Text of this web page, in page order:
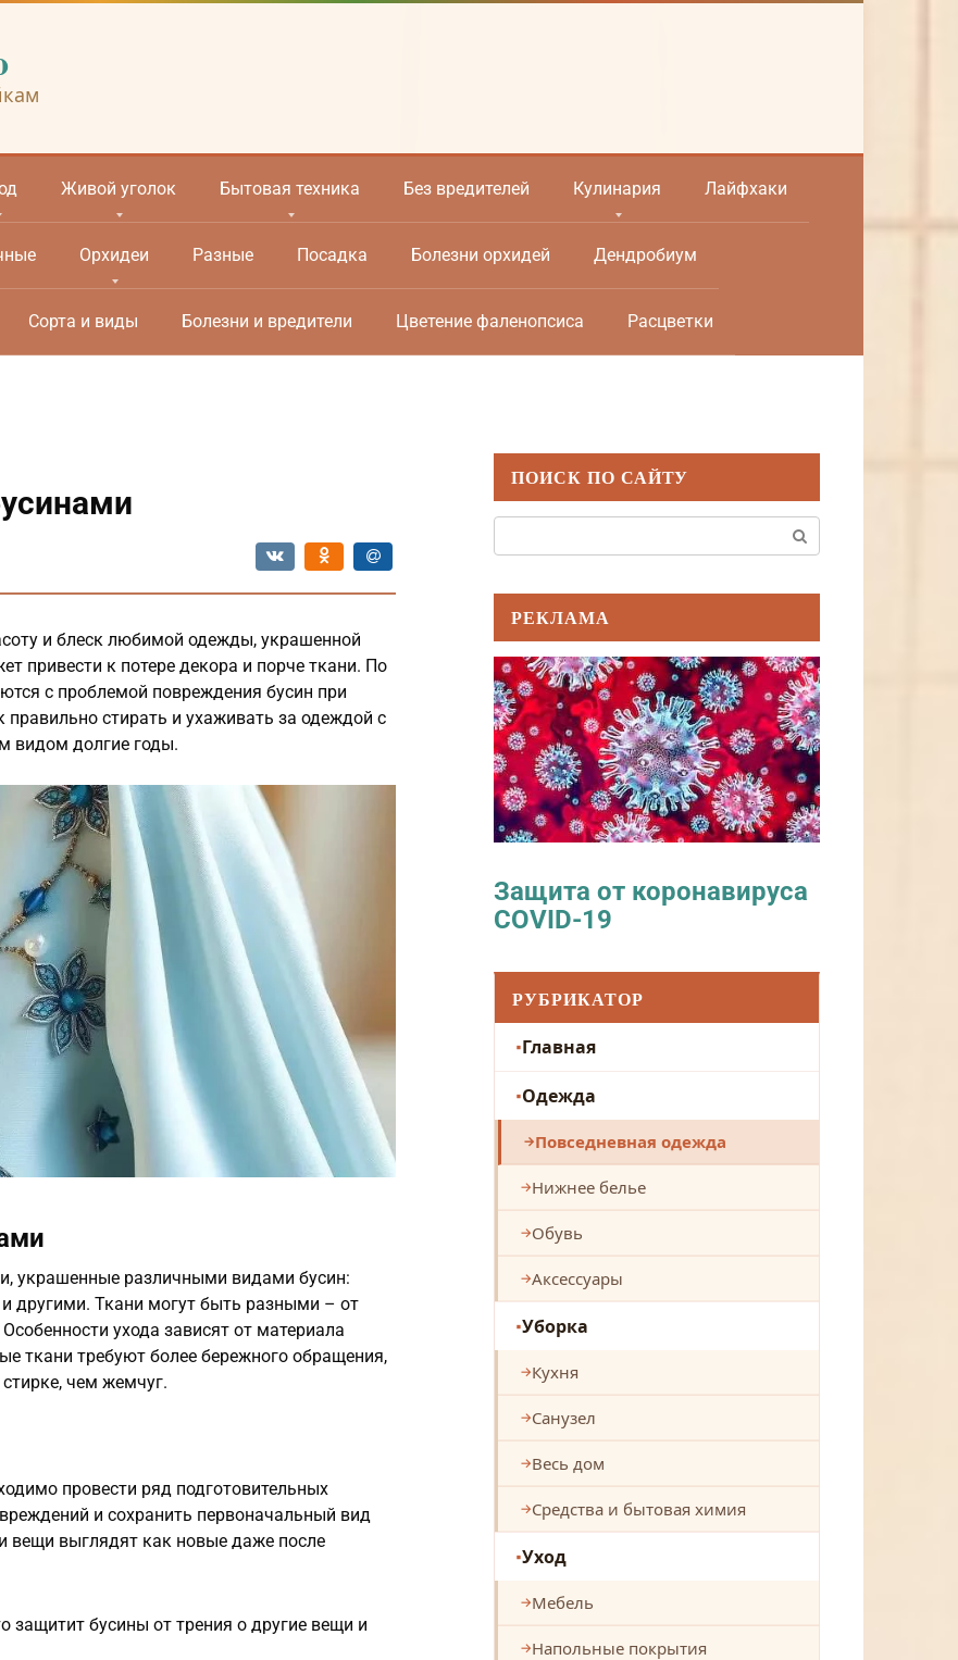
Живой уголок Бытовая техника Без вредителей Кулинария Лайфхаки
Орхидеи Разные Посадка Болезни орхидей Дендробиум
Сорта и виды Болезни и вредители Цветение фаленопсиса Расцветки
и блеск любимой одежды, украшенной
привести к потере декора и порче ткани. По
с проблемой повреждения бусин при
стирать и ухаживать за одеждой с
видом долгие годы.
украшенные различными видами бусин:
другими. Ткани могут быть разными – от
ухода зависят от материала
ткани требуют более бережного обращения,
чем жемчуг.
провести ряд подготовительных
и сохранить первоначальный вид
вещи выглядят как новые даже после
защитит бусины от трения о другие вещи и
ПОИСК ПО САЙТУ
РЕКЛАМА
Защита от коронавируса
COVID-19
РУБРИКАТОР
Главная
Одежда
Повседневная одежда
Нижнее белье
Обувь
Аксессуары
Уборка
Кухня
Санузел
Весь дом
Средства и бытовая химия
Уход
Мебель
Напольные покрытия